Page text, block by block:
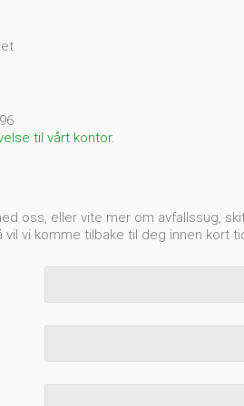
til vårt kontor.
oss, eller vite mer om avfallssug,
vil vi komme tilbake til deg innen kort